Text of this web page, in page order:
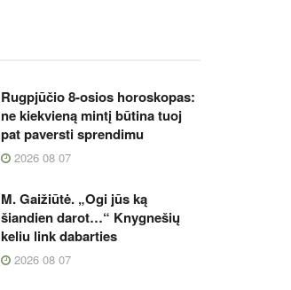
Rugpjūčio 8-osios horoskopas:
ne kiekvieną mintį būtina tuoj
pat paversti sprendimu
2026 08 07
M. Gaižiūtė. „Ogi jūs ką
šiandien darot…“ Knygnešių
keliu link dabarties
2026 08 07